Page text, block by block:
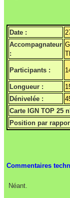
Date :
Accompagnateur
:
Participants :
Longueur :
Dénivelée :
Carte IGN TOP 25
Position par
Commentaires
Néant.